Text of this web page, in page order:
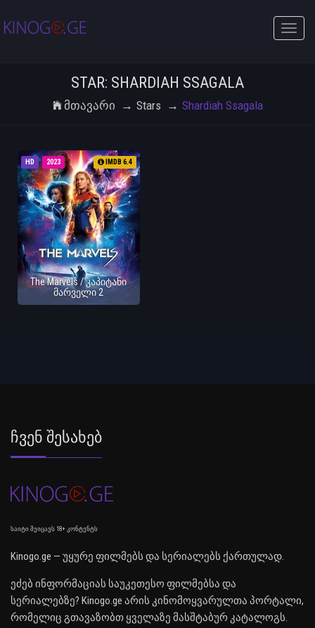
Toggle
STAR: SHARDIAH SSAGALA
Მთავარი Stars Shardiah Ssagala
HD 2023 IMDB 6.4
The Marvels / კაპიტანი
მარველი 2
Ჩვენ Შესახებ
საიტი შეიცავს 18+ კონტენტს
Kinogo.ge — უყურე ფილმებს და სერიალებს ქართულად.
ეძებ ინფორმაციას საუკეთესო ფილმებსა და
სერიალებზე? Kinogo.ge არის კინომოყვარულთა პორტალი,
რომელიც გთავაზობთ ყველაზე მასშტაბურ კატალოგს.